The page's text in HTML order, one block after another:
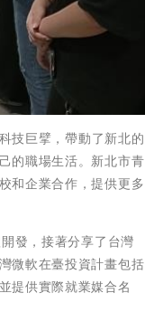
技巨擘，帶動了新北的
的職場生活。新北市青
和企業合作，提供更多
發，接著分享了台灣
微軟在臺投資計畫包括
提供實際就業媒合名